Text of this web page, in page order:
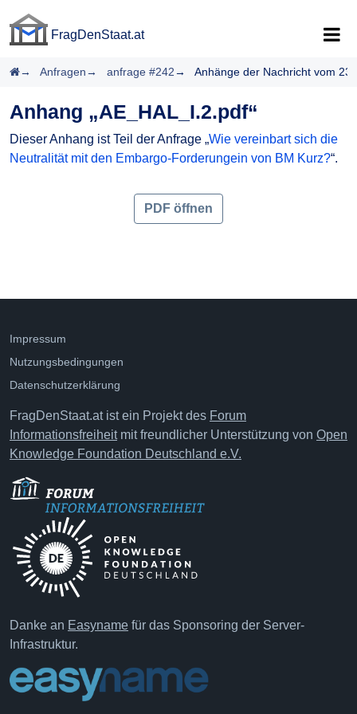
FragDenStaat.at
Startseite
Anfragen anfrage #242 Anhänge der Nachricht vom
Anhang „AE_HAL_I.2.pdf“
Dieser Anhang ist Teil der Anfrage „Wie vereinbart sich die
Neutralität mit den Embargo-Forderungein von BM Kurz?“.
PDF öffnen
Impressum
Nutzungsbedingungen
Datenschutzerklärung
FragDenStaat.at ist ein Projekt des Forum
Informationsfreiheitmit freundlicher Unterstützung von Open
Knowledge Foundation Deutschland e.V.
Danke an Easyname für das Sponsoring der Server-
Infrastruktur.